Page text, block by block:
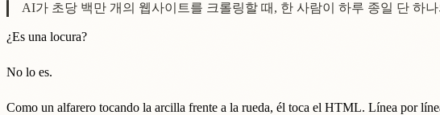
AI가 초당 백만 개의 웹사이트를 크롤링할 때, 한 사람이 하루 종일 단 하
¿Es una locura?
No lo es.
Como un alfarero tocando la arcilla frente a la rueda, él toca el HTML. Línea por